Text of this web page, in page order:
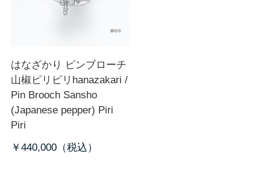
はなざかり ピンブローチ
山椒ピリピリ hanazakari /
Pin Brooch Sansho
(Japanese pepper) Piri
Piri
￥440,000